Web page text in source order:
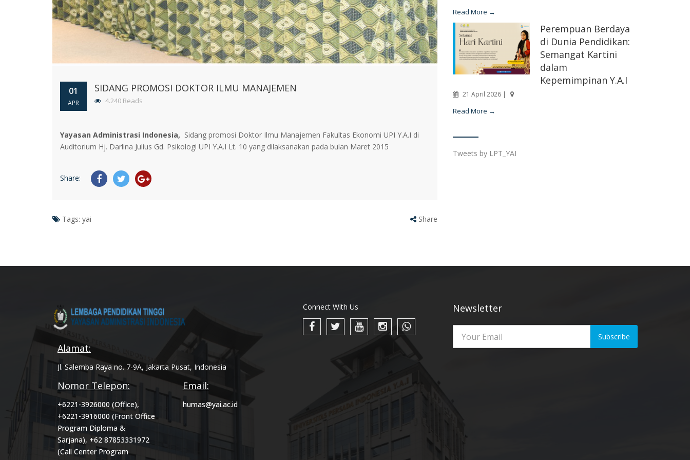
01
APR
SIDANG PROMOSI DOKTOR ILMU MANAJEMEN
4.240 Reads
Yayasan Administrasi Indonesia, Sidang promosi Doktor Ilmu Manajemen Fakultas Ekonomi UPI Y.A.I di
Auditorium Hj. Darlina Julius Gd. Psikologi UPI Y.A.I Lt. 10 yang dilaksanakan pada bulan Maret 2015
Share:
Tags: yai Share
Read More →
Perempuan Berdaya
di Dunia Pendidikan:
Semangat Kartini
dalam
Kepemimpinan Y.A.I
21 April 2026 |
Read More →
Tweets by LPT_YAI
Alamat:
Jl. Salemba Raya no. 7-9A, Jakarta Pusat, Indonesia
Nomor Telepon:
+6221-3926000 (Office),
+6221-3916000 (Front Office
Program Diploma &
Sarjana), +62 87853331972
(Call Center Program
Email:
humas@yai.ac.id
Connect With Us Newsletter
Subscribe